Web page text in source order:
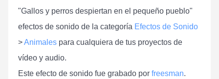
"Gallos y perros despiertan en el pequeño pueblo"
efectos de sonido de la categoría Efectos de Sonido
>Animales para cualquiera de tus proyectos de
vídeo y audio.
Este efecto de sonido fue grabado por freesman.